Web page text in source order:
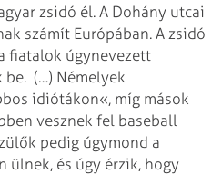
zsidó él. A Dohány utcai
számít Európában. A zsidó
fiatalok úgynevezett
be. (…) Némelyek
idiótákon«, míg mások
vesznek fel baseball
pedig úgymond a
ülnek, és úgy érzik, hogy